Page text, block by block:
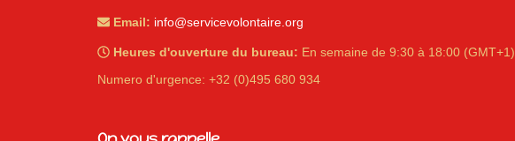
Email: info@servicevolontaire.org
Heures d'ouverture du bureau: En semaine de 9:30 à 18:00 (GMT+1)
Numero d'urgence: +32 (0)495 680 934